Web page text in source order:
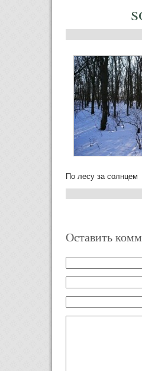
По лесу за солнцем
Оставить